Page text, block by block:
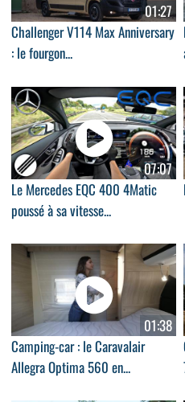
01:27
Challenger V114 Max Anniversary
: le fourgon...
07:07
Le Mercedes EQC 400 4Matic
poussé à sa vitesse...
01:38
Camping-car : le Caravalair
Allegra Optima 560 en...